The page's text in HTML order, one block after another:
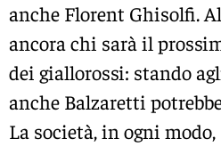
anche Florent Ghisolfi.
ancora chi sarà il
dei giallorossi: stando
anche Balzaretti
La società, in ogni